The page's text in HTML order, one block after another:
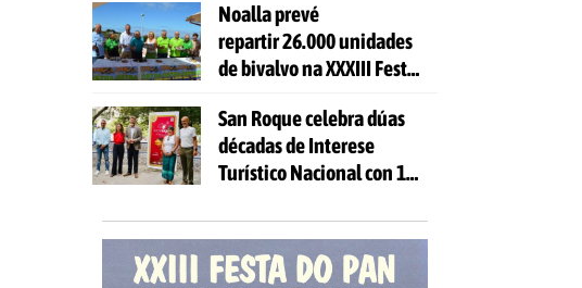
Noalla prevé
repartir 26.000 unidades
de bivalvo na XXXIII Festa
San Roque celebra dúas
décadas de Interese
Turístico Nacional con 10
actividades gratuítas